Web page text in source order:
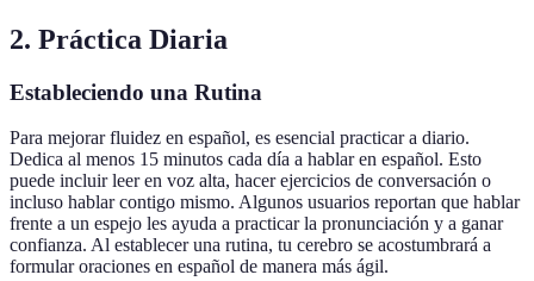
2. Práctica Diaria
Estableciendo una Rutina
Para mejorar fluidez en español, es esencial practicar a diario.
Dedica al menos 15 minutos cada día a hablar en español. Esto
puede incluir leer en voz alta, hacer ejercicios de conversación o
incluso hablar contigo mismo. Algunos usuarios reportan que hablar
frente a un espejo les ayuda a practicar la pronunciación y a ganar
confianza. Al establecer una rutina, tu cerebro se acostumbrará a
formular oraciones en español de manera más ágil.